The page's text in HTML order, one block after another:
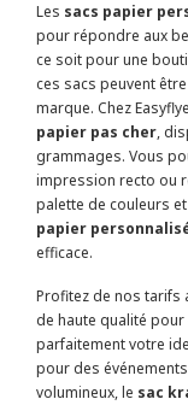
Les sacs papier
pour répondre aux
ce soit pour une
ces sacs peuvent
marque. Chez
papier pas cher,
grammages. Vous
impression recto ou
palette de couleurs
papier
efficace.
Profitez de nos tarifs
de haute qualité
parfaitement votre
pour des
volumineux, le sac